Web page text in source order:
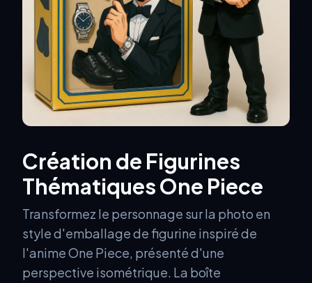
Création de Figurines
Thématiques One Piece
Transformez le personnage sur la photo en
style d'emballage de figurine inspiré de
l'anime One Piece, présenté d'une
perspective isométrique. La boîte